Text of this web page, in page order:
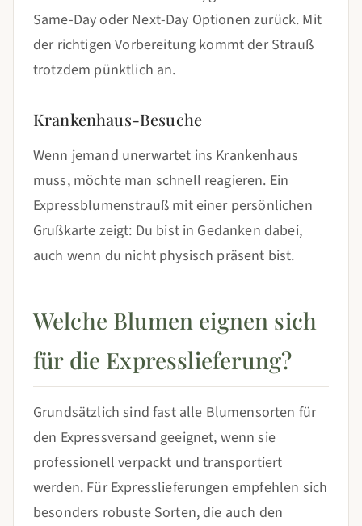
Same-Day oder Next-Day Optionen zurück. Mit
der richtigen Vorbereitung kommt der Strauß
trotzdem pünktlich an.
Krankenhaus-Besuche
Wenn jemand unerwartet ins Krankenhaus
muss, möchte man schnell reagieren. Ein
Expressblumenstrauß mit einer persönlichen
Grußkarte zeigt: Du bist in Gedanken dabei,
auch wenn du nicht physisch präsent bist.
Welche Blumen eignen sich
für die Expresslieferung?
Grundsätzlich sind fast alle Blumensorten für
den Expressversand geeignet, wenn sie
professionell verpackt und transportiert
werden. Für Expresslieferungen empfehlen sich
besonders robuste Sorten, die auch den